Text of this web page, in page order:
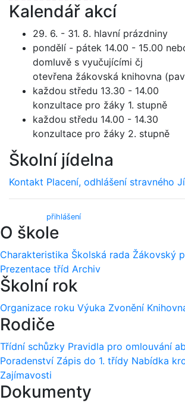
Kalendář akcí
29. 6. - 31. 8. hlavní prázdniny
pondělí - pátek 14.00 - 15.00
domluvě s vyučujícími čj
otevřena žákovská knihovna
každou středu 13.30 - 14.00
konzultace pro žáky 1. stupně
každou středu 14.00 - 14.30
konzultace pro žáky 2. stupně
Školní jídelna
Kontakt Placení, odhlášení stravného
přihlášení)
O škole
Charakteristika Školská rada Žákovský
Prezentace tříd Archiv
Školní rok
Organizace roku Výuka Zvonění
Rodiče
Třídní schůzky Pravidla pro omlouvání
Poradenství Zápis do 1. třídy Nabídka
Zajímavosti
Dokumenty